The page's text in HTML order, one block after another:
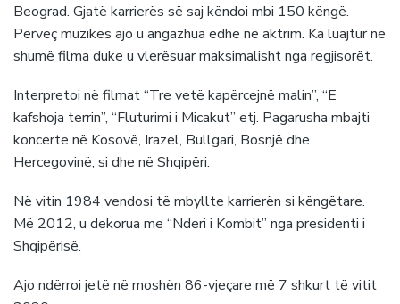
Beograd. Gjatë karrierës së saj këndoi mbi 150 këngë.
Përveç muzikës ajo u angazhua edhe në aktrim. Ka luajtur në
shumë filma duke u vlerësuar maksimalisht nga regjisorët.
Interpretoi në filmat “Tre vetë kapërcejnë malin”, “E
kafshoja terrin”, “Fluturimi i Micakut” etj. Pagarusha mbajti
koncerte në Kosovë, Irazel, Bullgari, Bosnjë dhe
Hercegovinë, si dhe në Shqipëri.
Në vitin 1984 vendosi të mbyllte karrierën si këngëtare.
Më 2012, u dekorua me “Nderi i Kombit” nga presidenti i
Shqipërisë.
Ajo ndërroi jetë në moshën 86-vjeçare më 7 shkurt të vitit